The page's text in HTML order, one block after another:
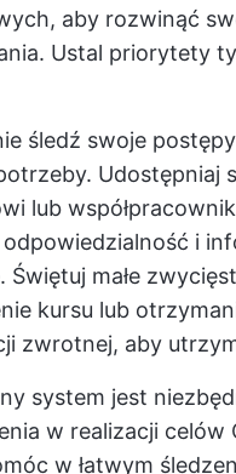
aby rozwinąć
Ustal priorytety
śledź swoje
Udostępniaj
lub
i
Świętuj małe
kursu lub
zwrotnej, aby
system jest
w realizacji celów
w łatwym